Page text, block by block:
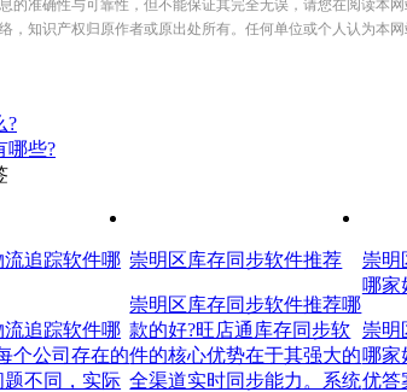
的准确性与可靠性，但不能保证其完全无误，请您在阅读本
，知识产权归原作者或原出处所有。任何单位或个人认为
?
哪些?
流追踪软件哪
流追踪软件哪
个公司存在的
题不同，实际
崇明区库存同步软件推荐
崇明区库存同步软件推荐哪
款的好?旺店通库存同步软
件的核心优势在于其强大的
全渠道实时同步能力。系统
崇明
哪家
崇明
哪家
优答